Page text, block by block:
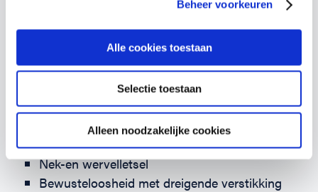
Beheer voorkeuren
Alle cookies toestaan
Selectie toestaan
Alleen noodzakelijke cookies
Onderwerpen
Reanimatie Baby’s en Kinderen
Omgang met de AED
Epilepsie
Nek-en wervelletsel
Bewusteloosheid met dreigende verstikking